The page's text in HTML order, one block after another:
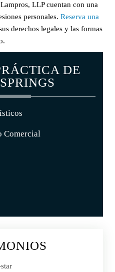
LLP cuentan con una
personales. Reserva una
derechos legales y las formas
DE
Comercial